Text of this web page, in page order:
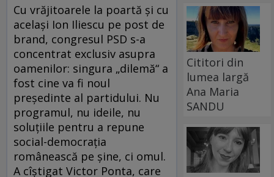
Cu vrăjitoarele la poartă şi cu
acelaşi Ion Iliescu pe post de
brand, congresul PSD s-a
concentrat exclusiv asupra
oamenilor: singura „dilemă“ a
fost cine va fi noul
preşedinte al partidului. Nu
programul, nu ideile, nu
soluţiile pentru a repune
social-democraţia
românească pe şine, ci omul.
A cîştigat Victor Ponta, care
Cititori din
lumea largă
Ana Maria
SANDU